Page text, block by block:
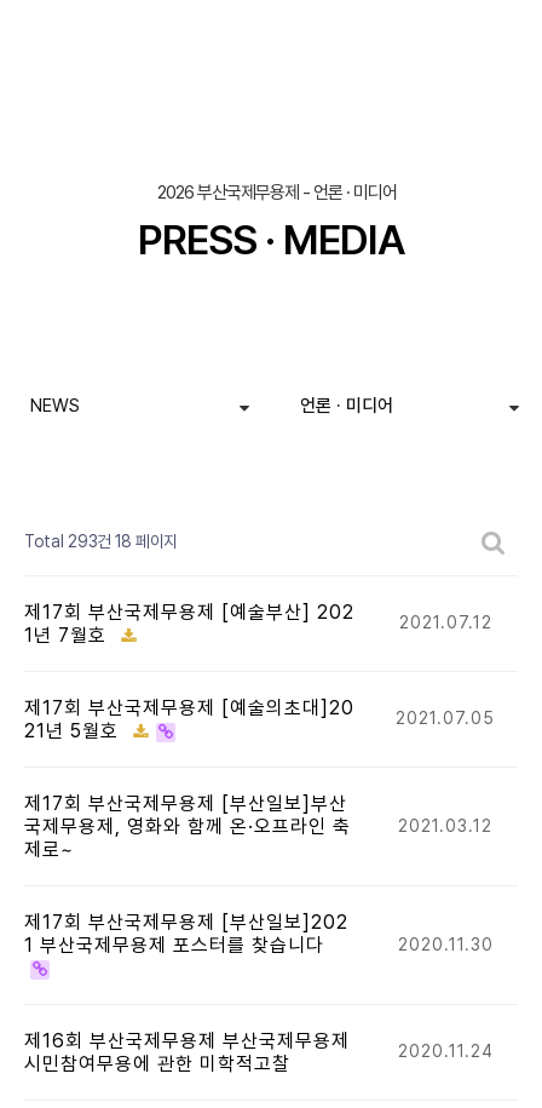
2026 부산국제무용제 - 언론 · 미디어
PRESS · MEDIA
NEWS 언론 · 미디어
Total 293건 18 페이지
제17회 부산국제무용제 [예술부산] 202
1년 7월호
2021.07.12
제17회 부산국제무용제 [예술의초대]20
21년 5월호
2021.07.05
제17회 부산국제무용제 [부산일보]부산
국제무용제, 영화와 함께 온·오프라인 축
제로~
2021.03.12
제17회 부산국제무용제 [부산일보]202
1 부산국제무용제 포스터를 찾습니다
2020.11.30
제16회 부산국제무용제 부산국제무용제
시민참여무용에 관한 미학적고찰
2020.11.24